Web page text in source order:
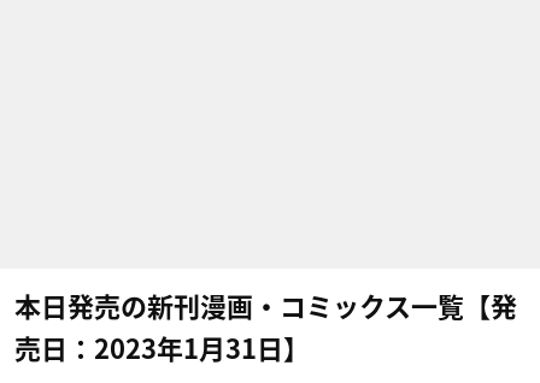
本日発売の新刊漫画・コミックス一覧【発
売日：2023年1月31日】